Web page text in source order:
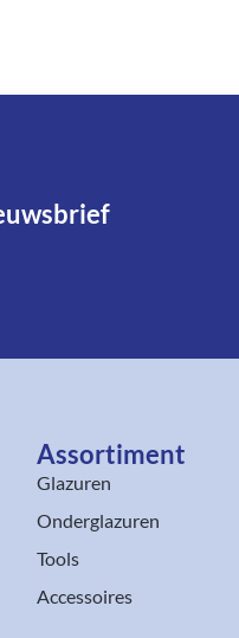
Assortiment​
Glazuren
Onderglazuren
Tools
Accessoires